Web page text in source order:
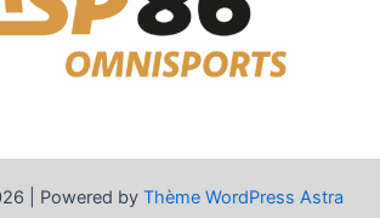
| Powered by Thème WordPress Astra